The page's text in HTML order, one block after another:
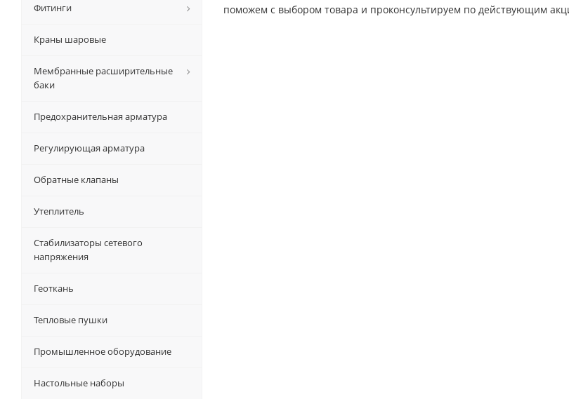
поможем с выбором товара и проконсультируем по действующим
Фитинги
Краны шаровые
Мембранные расширительные
баки
Предохранительная арматура
Регулирующая арматура
Обратные клапаны
Утеплитель
Стабилизаторы сетевого
напряжения
Геоткань
Тепловые пушки
Промышленное оборудование
Настольные наборы